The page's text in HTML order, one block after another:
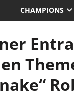
CHAMPIONS